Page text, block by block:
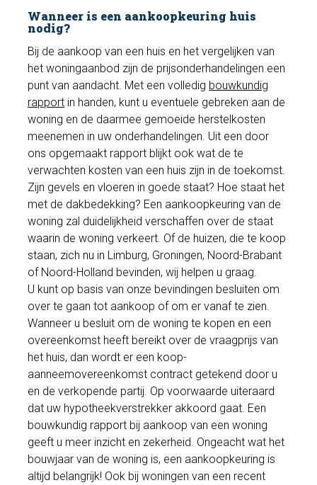
Wanneer is een aankoopkeuring huis
nodig?
Bij de aankoop van een huis en het vergelijken van
het woningaanbod zijn de prijsonderhandelingen een
punt van aandacht. Met een volledig bouwkundig
rapport in handen, kunt u eventuele gebreken aan de
woning en de daarmee gemoeide herstelkosten
meenemen in uw onderhandelingen. Uit een door
ons opgemaakt rapport blijkt ook wat de te
verwachten kosten van een huis zijn in de toekomst.
Zijn gevels en vloeren in goede staat? Hoe staat het
met de dakbedekking? Een aankoopkeuring van de
woning zal duidelijkheid verschaffen over de staat
waarin de woning verkeert. Of de huizen, die te koop
staan, zich nu in Limburg, Groningen, Noord-Brabant
of Noord-Holland bevinden, wij helpen u graag.
U kunt op basis van onze bevindingen besluiten om
over te gaan tot aankoop of om er vanaf te zien.
Wanneer u besluit om de woning te kopen en een
overeenkomst heeft bereikt over de vraagprijs van
het huis, dan wordt er een koop-
aanneemovereenkomst contract getekend door u
en de verkopende partij. Op voorwaarde uiteraard
dat uw hypotheekverstrekker akkoord gaat. Een
bouwkundig rapport bij aankoop van een woning
geeft u meer inzicht en zekerheid. Ongeacht wat het
bouwjaar van de woning is, een aankoopkeuring is
altijd belangrijk! Ook bij woningen van een recent